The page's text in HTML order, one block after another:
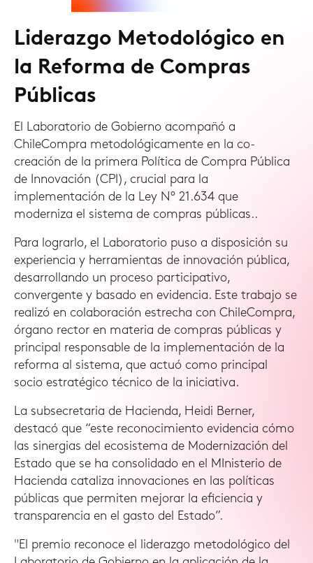
Liderazgo Metodológico en
la Reforma de Compras
Públicas
El Laboratorio de Gobierno acompañó a
ChileCompra metodológicamente en la co-
creación de la primera Política de Compra Pública
de Innovación (CPI), crucial para la
implementación de la Ley N° 21.634 que
moderniza el sistema de compras públicas..
Para lograrlo, el Laboratorio puso a disposición su
experiencia y herramientas de innovación pública,
desarrollando un proceso participativo,
convergente y basado en evidencia. Este trabajo se
realizó en colaboración estrecha con ChileCompra,
órgano rector en materia de compras públicas y
principal responsable de la implementación de la
reforma al sistema, que actuó como principal
socio estratégico técnico de la iniciativa.
La subsecretaria de Hacienda, Heidi Berner,
destacó que “este reconocimiento evidencia cómo
las sinergias del ecosistema de Modernización del
Estado que se ha consolidado en el MInisterio de
Hacienda cataliza innovaciones en las políticas
públicas que permiten mejorar la eficiencia y
transparencia en el gasto del Estado”.
"El premio reconoce el liderazgo metodológico del